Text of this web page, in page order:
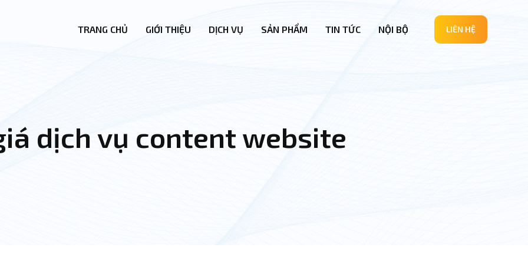
TRANG CHỦ
GIỚI THIỆU DỊCH VỤ SẢN PHẨM TIN TỨC NỘI BỘ LIÊN HỆ
dịch vụ content website